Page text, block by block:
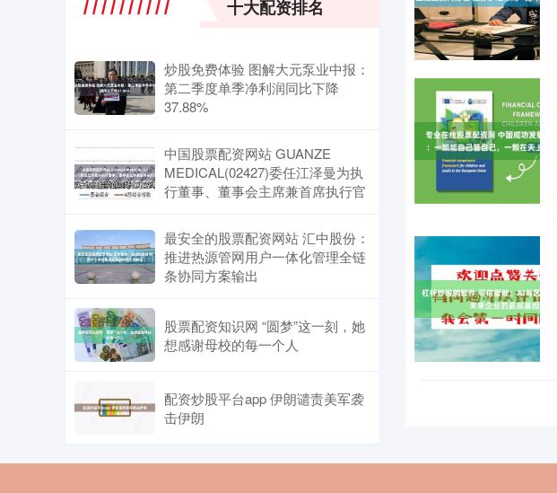
205万股
证券之星消息，7月14日铜冠矿建发布公告《铜冠矿
建:关于控股股东及其一致行动人权益变动触及1%整
倍数的提示性公告》，其股
十大配资排名
炒股免费体验 图解大元泵业中报：
第二季度单季净利润同比下降
37.88%
中国股票配资网站 GUANZE
MEDICAL(02427)委任江泽曼为执
行董事、董事会主席兼首席执行官
最安全的股票配资网站 汇中股份：
推进热源管网用户一体化管理全链
条协同方案输出
股票配资知识网 “圆梦”这一刻，她
想感谢母校的每一个人
配资炒股平台app 伊朗谴责美军袭
击伊朗